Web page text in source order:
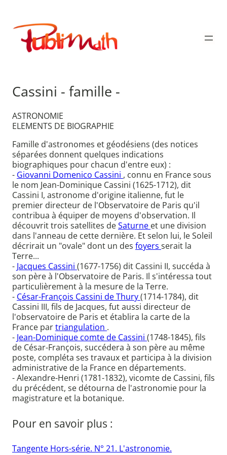
contenu
Publimath
Cassini - famille -
ASTRONOMIE
ELEMENTS DE BIOGRAPHIE
Famille d'astronomes et géodésiens (des notices
séparées donnent quelques indications
biographiques pour chacun d'entre eux) :
- Giovanni Domenico Cassini , connu en France sous
le nom Jean-Dominique Cassini (1625-1712), dit
Cassini I, astronome d'origine italienne, fut le
premier directeur de l'Observatoire de Paris qu'il
contribua à équiper de moyens d'observation. Il
découvrit trois satellites deSaturne et une division
dans l'anneau de cette dernière. Et selon lui, le Soleil
décrirait un "ovale" dont un des foyers serait la
Terre...
- Jacques Cassini (1677-1756) dit Cassini II, succéda à
son père à l'Observatoire de Paris. Il s'intéressa tout
particulièrement à la mesure de la Terre.
- César-François Cassini de Thury(1714-1784), dit
Cassini III, fils de Jacques, fut aussi directeur de
l'observatoire de Paris et établira la carte de la
France partriangulation .
- Jean-Dominique comte de Cassini (1748-1845), fils
de César-François, succédera à son père au même
poste, compléta ses travaux et participa à la division
administrative de la France en départements.
- Alexandre-Henri (1781-1832), vicomte de Cassini, fils
du précédent, se détourna de l'astronomie pour la
magistrature et la botanique.
Pour en savoir plus :
Tangente Hors-série. N° 21. L'astronomie.